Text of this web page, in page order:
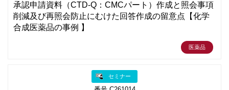
承認申請資料（CTD-Q：CMCパート）作成と照会事項
削減及び再照会防止にむけた回答作成の留意点【化学
合成医薬品の事例 】
医薬品
セミナー